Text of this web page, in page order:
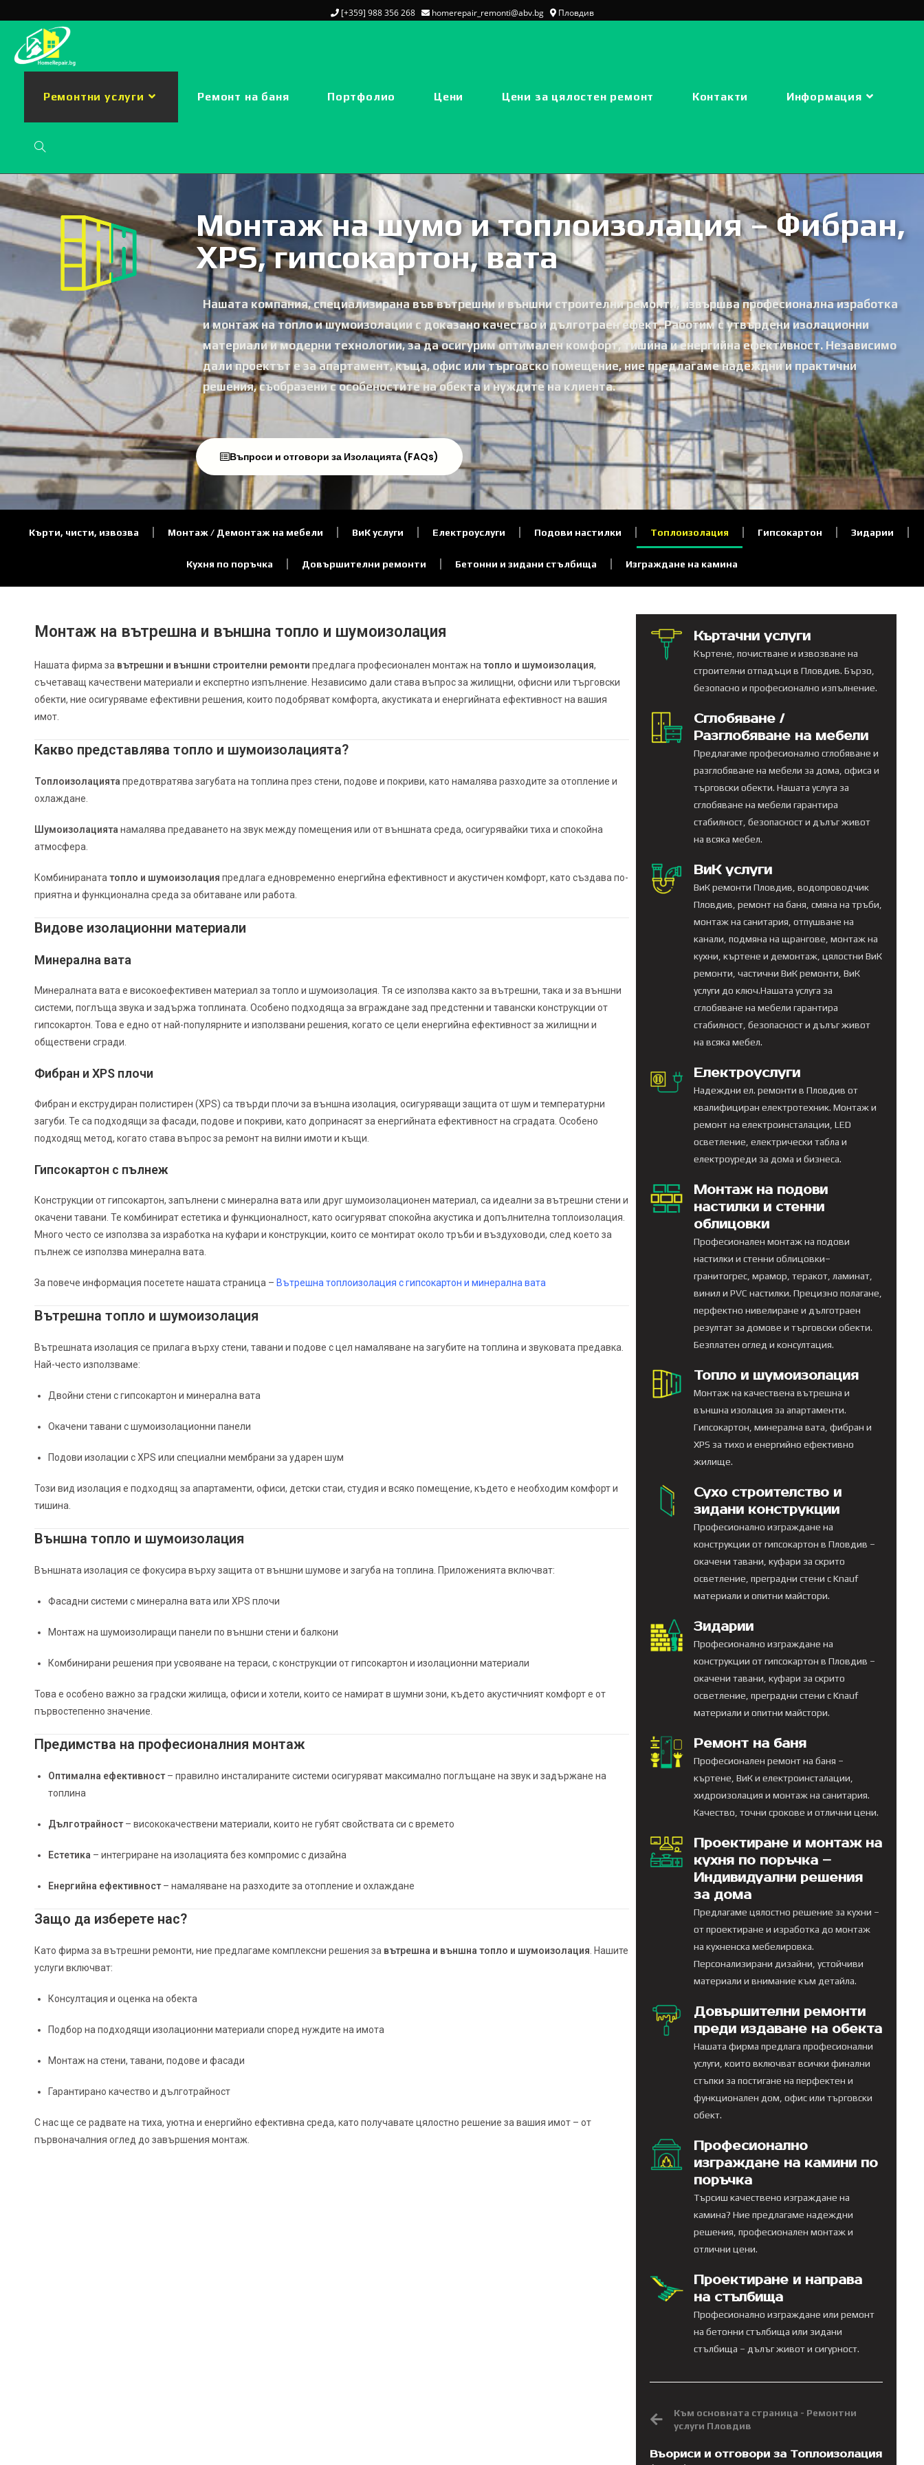
[+359] 988 356 268 homerepair_remonti@abv.bg Пловдив
Ремонтни услуги Ремонт на баня Портфолио Цени Цени за цялостен ремонт Контакти Информация
Монтаж на шумо и топлоизолация – Фибран,
XPS, гипсокартон, вата
Нашата компания, специализирана във вътрешни и външни строителни ремонти, извършва професионална изработка
и монтаж на топло и шумоизолации с доказано качество и дълготраен ефект. Работим с утвърдени изолационни
материали и модерни технологии, за да осигурим оптимален комфорт, тишина и енергийна ефективност. Независимо
дали проектът е за апартамент, къща, офис или търговско помещение, ние предлагаме надеждни и практични
решения, съобразени с особеностите на обекта и нуждите на клиента.
Въпроси и отговори за Изолацията (FAQs)
Кърти, чисти, извозва Монтаж / Демонтаж на мебели ВиК услуги Електроуслуги Подови настилки Топлоизолация Гипсокартон Зидарии
Кухня по поръчка Довършителни ремонти Бетонни и зидани стълбища Изграждане на камина
Монтаж на вътрешна и външна топло и шумоизолация
Нашата фирма за вътрешни и външни строителни ремонти предлага професионален монтаж на топло и шумоизолация,
съчетаващ качествени материали и експертно изпълнение. Независимо дали става въпрос за жилищни, офисни или търговски
обекти, ние осигуряваме ефективни решения, които подобряват комфорта, акустиката и енергийната ефективност на вашия
имот.
Какво представлява топло и шумоизолацията?
Топлоизолацията предотвратява загубата на топлина през стени, подове и покриви, като намалява разходите за отопление и
охлаждане.
Шумоизолацията намалява предаването на звук между помещения или от външната среда, осигурявайки тиха и спокойна
атмосфера.
Комбинираната топло и шумоизолация предлага едновременно енергийна ефективност и акустичен комфорт, като създава по-
приятна и функционална среда за обитаване или работа.
Видове изолационни материали
Минерална вата
Минералната вата е високоефективен материал за топло и шумоизолация. Тя се използва както за вътрешни, така и за външни
системи, поглъща звука и задържа топлината. Особено подходяща за вграждане зад предстенни и тавански конструкции от
гипсокартон. Това е едно от най-популярните и използвани решения, когато се цели енергийна ефективност за жилищни и
обществени сгради.
Фибран и XPS плочи
Фибран и екструдиран полистирен (XPS) са твърди плочи за външна изолация, осигуряващи защита от шум и температурни
загуби. Те са подходящи за фасади, подове и покриви, като допринасят за енергийната ефективност на сградата. Особено
подходящ метод, когато става въпрос за ремонт на вилни имоти и къщи.
Гипсокартон с пълнеж
Конструкции от гипсокартон, запълнени с минерална вата или друг шумоизолационен материал, са идеални за вътрешни стени и
окачени тавани. Те комбинират естетика и функционалност, като осигуряват спокойна акустика и допълнителна топлоизолация.
Много често се използва за изработка на куфари и конструкции, които се монтират около тръби и въздуховоди, след което за
пълнеж се използва минерална вата.
За повече информация посетете нашата страница – Вътрешна топлоизолация с гипсокартон и минерална вата
Вътрешна топло и шумоизолация
Вътрешната изолация се прилага върху стени, тавани и подове с цел намаляване на загубите на топлина и звуковата предавка.
Най-често използваме:
Двойни стени с гипсокартон и минерална вата
Окачени тавани с шумоизолационни панели
Подови изолации с XPS или специални мембрани за ударен шум
Този вид изолация е подходящ за апартаменти, офиси, детски стаи, студия и всяко помещение, където е необходим комфорт и
тишина.
Външна топло и шумоизолация
Външната изолация се фокусира върху защита от външни шумове и загуба на топлина. Приложенията включват:
Фасадни системи с минерална вата или XPS плочи
Монтаж на шумоизолиращи панели по външни стени и балкони
Комбинирани решения при усвояване на тераси, с конструкции от гипсокартон и изолационни материали
Това е особено важно за градски жилища, офиси и хотели, които се намират в шумни зони, където акустичният комфорт е от
първостепенно значение.
Предимства на професионалния монтаж
Оптимална ефективност– правилно инсталираните системи осигуряват максимално поглъщане на звук и задържане на
топлина
Дълготрайност– висококачествени материали, които не губят свойствата си с времето
Естетика – интегриране на изолацията без компромис с дизайна
Енергийна ефективност– намаляване на разходите за отопление и охлаждане
Защо да изберете нас?
Като фирма за вътрешни ремонти, ние предлагаме комплексни решения за вътрешна и външна топло и шумоизолация . Нашите
услуги включват:
Консултация и оценка на обекта
Подбор на подходящи изолационни материали според нуждите на имота
Монтаж на стени, тавани, подове и фасади
Гарантирано качество и дълготрайност
С нас ще се радвате на тиха, уютна и енергийно ефективна среда, като получавате цялостно решение за вашия имот – от
първоначалния оглед до завършения монтаж.
Къртачни услуги
Къртене, почистване и извозване на
строителни отпадъци в Пловдив. Бързо,
безопасно и професионално изпълнение.
Сглобяване /
Разглобяване на мебели
Предлагаме професионално сглобяване и
разглобяване на мебели за дома, офиса и
търговски обекти. Нашата услуга за
сглобяване на мебели гарантира
стабилност, безопасност и дълъг живот
на всяка мебел.
ВиК услуги
ВиК ремонти Пловдив, водопроводчик
Пловдив, ремонт на баня, смяна на тръби,
монтаж на санитария, отпушване на
канали, подмяна на щрангове, монтаж на
кухни, къртене и демонтаж, цялостни ВиК
ремонти, частични ВиК ремонти, ВиК
услуги до ключ.Нашата услуга за
сглобяване на мебели гарантира
стабилност, безопасност и дълъг живот
на всяка мебел.
Електроуслуги
Надеждни ел. ремонти в Пловдив от
квалифициран електротехник. Монтаж и
ремонт на електроинсталации, LED
осветление, електрически табла и
електроуреди за дома и бизнеса.
Монтаж на подови
настилки и стенни
облицовки
Професионален монтаж на подови
настилки и стенни облицовки–
гранитогрес, мрамор, теракот, ламинат,
винил и PVC настилки. Прецизно полагане,
перфектно нивелиране и дълготраен
резултат за домове и търговски обекти.
Безплатен оглед и консултация.
Топло и шумоизолация
Монтаж на качествена вътрешна и
външна изолация за апартаменти.
Гипсокартон, минерална вата, фибран и
XPS за тихо и енергийно ефективно
жилище.
Сухо строителство и
зидани конструкции
Професионално изграждане на
конструкции от гипсокартон в Пловдив –
окачени тавани, куфари за скрито
осветление, преградни стени с Knauf
материали и опитни майстори.
Зидарии
Професионално изграждане на
конструкции от гипсокартон в Пловдив –
окачени тавани, куфари за скрито
осветление, преградни стени с Knauf
материали и опитни майстори.
Ремонт на баня
Професионален ремонт на баня –
къртене, ВиК и електроинсталации,
хидроизолация и монтаж на санитария.
Качество, точни срокове и отлични цени.
Проектиране и монтаж на
кухня по поръчка –
Индивидуални решения
за дома
Предлагаме цялостно решение за кухни –
от проектиране и изработка до монтаж
на кухненска мебелировка.
Персонализирани дизайни, устойчиви
материали и внимание към детайла.
Довършителни ремонти
преди издаване на обекта
Нашата фирма предлага професионални
услуги, които включват всички финални
стъпки за постигане на перфектен и
функционален дом, офис или търговски
обект.
Професионално
изграждане на камини по
поръчка
Търсиш качествено изграждане на
камина? Ние предлагаме надеждни
решения, професионален монтаж и
отлични цени.
Проектиране и направа
на стълбища
Професионално изграждане или ремонт
на бетонни стълбища или зидани
стълбища – дълъг живот и сигурност.
Към основната страница - Ремонтни
услуги Пловдив
Въориси и отговори за Топлоизолация